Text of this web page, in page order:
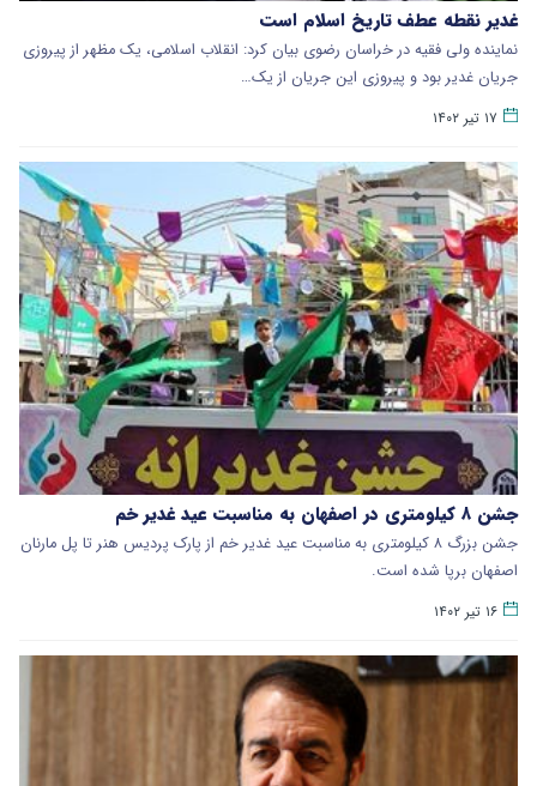
غدیر نقطه عطف تاریخ اسلام است
نماینده ولی فقیه در خراسان رضوی بیان کرد: انقلاب اسلامی، یک مظهر از پیروزی
جریان غدیر بود و پیروزی این جریان از یک…
۱۷ تیر ۱۴۰۲
جشن ۸ کیلومتری در اصفهان به مناسبت عید غدیر خم
جشن بزرگ ۸ کیلومتری به مناسبت عید غدیر خم از پارک پردیس هنر تا پل مارنان
اصفهان برپا شده است.
۱۶ تیر ۱۴۰۲